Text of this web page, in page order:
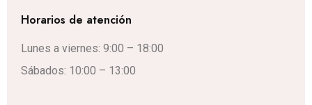
Horarios de atención
Lunes a viernes: 9:00 – 18:00
Sábados: 10:00 – 13:00